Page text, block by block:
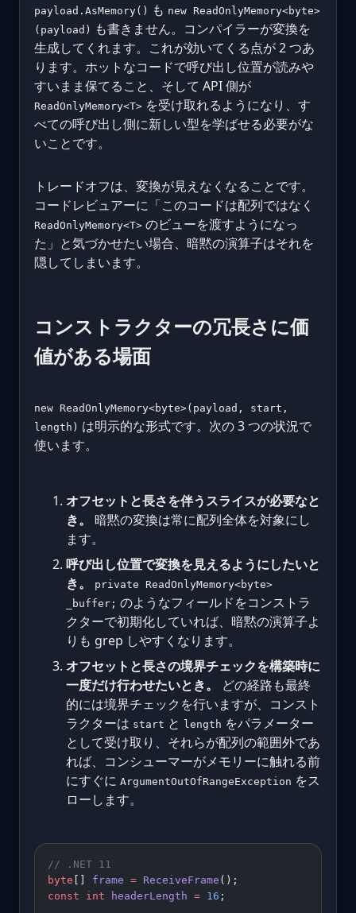
payload.AsMemory() も new ReadOnlyMemory<byte>
(payload)
も書きません。コンパイラーが変換を
生成してくれます。これが効いてくる点が 2 つあ
ります。ホットなコードで呼び出し位置が読みや
すいまま保てること、そして API 側が
ReadOnlyMemory<T> を受け取れるようになり、す
べての呼び出し側に新しい型を学ばせる必要がな
いことです。
トレードオフは、変換が見えなくなることです。
コードレビュアーに「このコードは配列ではなく
ReadOnlyMemory<T> のビューを渡すようになっ
た」と気づかせたい場合、暗黙の演算子はそれを
隠してしまいます。
コンストラクターの冗長さに価
値がある場面
new ReadOnlyMemory<byte>(payload, start,
length) は明示的な形式です。次の 3 つの状況で
使います。
オフセットと長さを伴うスライスが必要なと
き。
暗黙の変換は常に配列全体を対象にし
ます。
呼び出し位置で変換を見えるようにしたいと
き。
private ReadOnlyMemory<byte>
_buffer; のようなフィールドをコンストラ
クターで初期化していれば、暗黙の演算子よ
りも grep しやすくなります。
オフセットと長さの境界チェックを構築時に
一度だけ行わせたいとき。
どの経路も最終
的には境界チェックを行いますが、コンスト
ラクターは start と length をパラメーター
として受け取り、それらが配列の範囲外であ
れば、コンシューマーがメモリーに触れる前
にすぐに ArgumentOutOfRangeException をス
ローします。
// .NET 11
byte
frame = ReceiveFrame ();
const int headerLength = 16 ;